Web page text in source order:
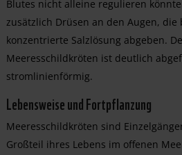
Blutes nicht alleine regulieren
zusätzlich Drüsen an den Augen, die
konzentrierte Salzlösung abgeben.
Meeresschildkröten ist deutlich
stromlinienförmig.
Lebensweise und Fortpflanzung
Meeresschildkröten sind
Großteil ihres Lebens im offenen